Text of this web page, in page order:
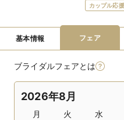
カップル応
基本情報 フェア
ブライダルフェアとは
2026年8月
月 火 水